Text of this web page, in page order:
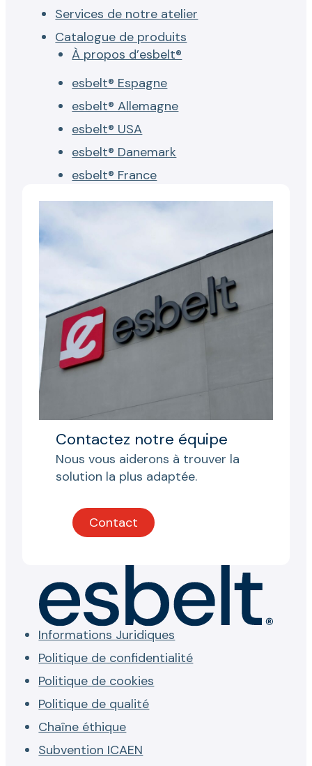
Services de notre atelier
Catalogue de produits
À propos d’esbelt®
esbelt® Espagne
esbelt® Allemagne
esbelt® USA
esbelt® Danemark
esbelt® France
Contactez notre équipe
Nous vous aiderons à trouver la
solution la plus adaptée.
Contact
Informations Juridiques
Politique de confidentialité
Politique de cookies
Politique de qualité
Chaîne éthique
Subvention ICAEN